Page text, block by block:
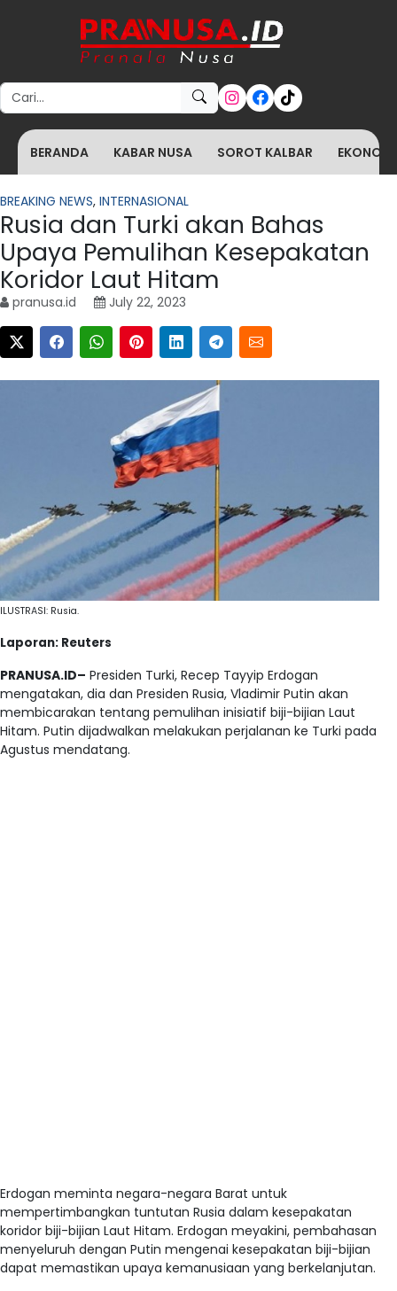
Search for:
BERANDA KABAR NUSA SOROT KALBAR
BREAKING NEWS, INTERNASIONAL
Rusia dan Turki akan Bahas
Upaya Pemulihan Kesepakatan
Koridor Laut Hitam
pranusa.id July 22, 2023
ILUSTRASI: Rusia.
Laporan: Reuters
PRANUSA.ID– Presiden Turki, Recep Tayyip Erdogan
mengatakan, dia dan Presiden Rusia, Vladimir Putin akan
membicarakan tentang pemulihan inisiatif biji-bijian Laut
Hitam. Putin dijadwalkan melakukan perjalanan ke Turki pada
Agustus mendatang.
Erdogan meminta negara-negara Barat untuk
mempertimbangkan tuntutan Rusia dalam kesepakatan
koridor biji-bijian Laut Hitam. Erdogan meyakini, pembahasan
menyeluruh dengan Putin mengenai kesepakatan biji-bijian
dapat memastikan upaya kemanusiaan yang berkelanjutan.